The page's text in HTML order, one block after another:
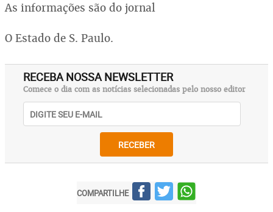
As informações são do jornal
O Estado de S. Paulo.
RECEBA NOSSA NEWSLETTER
Comece o dia com as notícias selecionadas pelo nosso editor
RECEBER
COMPARTILHE